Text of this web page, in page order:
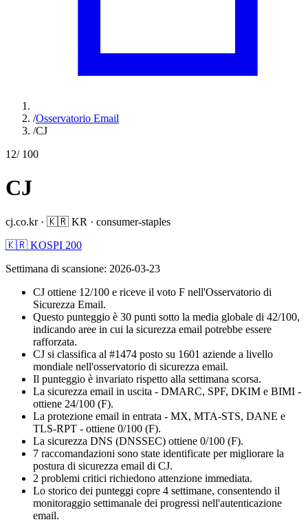
/Osservatorio Email
/CJ
12/ 100
CJ
cj.co.kr· 🇰🇷 KR · consumer-staples
🇰🇷 KOSPI 200
Settimana di scansione: 2026-03-23
CJ ottiene 12/100 e riceve il voto F nell'Osservatorio di
Sicurezza Email.
Questo punteggio è 30 punti sotto la media globale di 42/100,
indicando aree in cui la sicurezza email potrebbe essere
rafforzata.
CJ si classifica al #1474 posto su 1601 aziende a livello
mondiale nell'osservatorio di sicurezza email.
Il punteggio è invariato rispetto alla settimana scorsa.
La sicurezza email in uscita - DMARC, SPF, DKIM e BIMI -
ottiene 24/100 (F).
La protezione email in entrata - MX, MTA-STS, DANE e
TLS-RPT - ottiene 0/100 (F).
La sicurezza DNS (DNSSEC) ottiene 0/100 (F).
7 raccomandazioni sono state identificate per migliorare la
postura di sicurezza email di CJ.
2 problemi critici richiedono attenzione immediata.
Lo storico dei punteggi copre 4 settimane, consentendo il
monitoraggio settimanale dei progressi nell'autenticazione
email.